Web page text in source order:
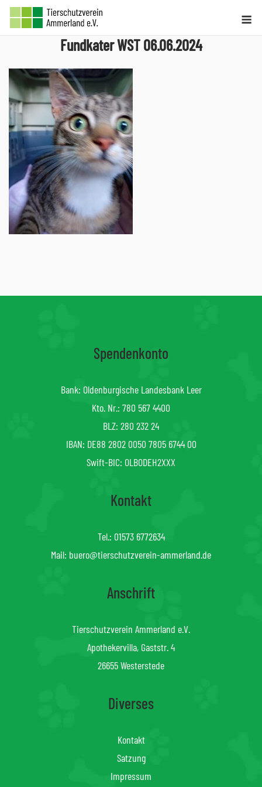
Skip
Fundkater WST 06.06.2024
Spendenkonto
Bank: Oldenburgische Landesbank Leer
Kto. Nr.: 780 567 4400
BLZ: 280 232 24
IBAN: DE88 2802 0050 7805 6744 00
Swift-BIC: OLBODEH2XXX
Kontakt
Tel.: 01573 6772634
Mail: buero@tierschutzverein-ammerland.de
Anschrift
Tierschutzverein Ammerland e.V.
Apothekervilla, Gaststr. 4
26655 Westerstede
Diverses
Kontakt
Satzung
Impressum